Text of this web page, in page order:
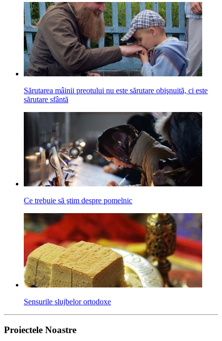
Sărutarea mâinii preotului nu este sărutare obişnuită, ci este
sărutare sfântă
Ce trebuie să ştim despre pomelnic
Sensurile slujbelor ortodoxe
Proiectele Noastre